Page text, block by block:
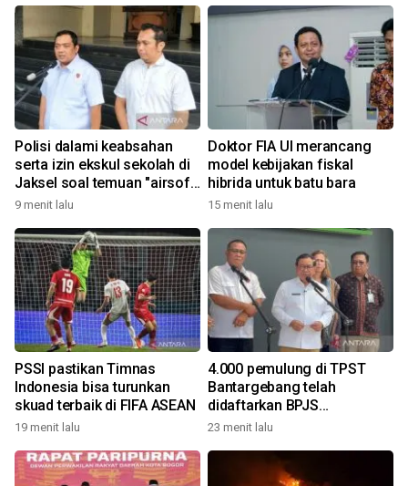
Polisi dalami keabsahan
serta izin ekskul sekolah di
Jaksel soal temuan "airsoft
gun"
9 menit lalu
Doktor FIA UI merancang
model kebijakan fiskal
hibrida untuk batu bara
15 menit lalu
PSSI pastikan Timnas
Indonesia bisa turunkan
skuad terbaik di FIFA ASEAN
19 menit lalu
4.000 pemulung di TPST
Bantargebang telah
didaftarkan BPJS
Ketenagakerjaan
23 menit lalu